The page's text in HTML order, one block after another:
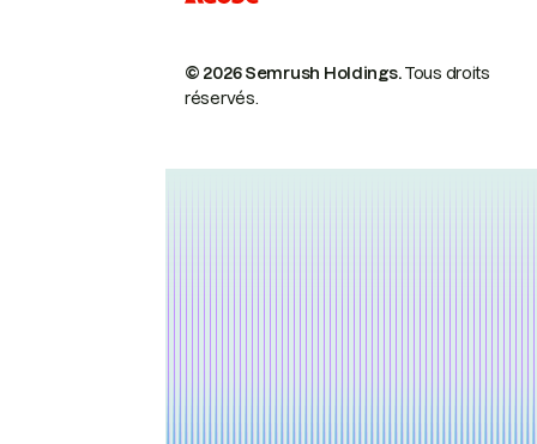
© 2026 Semrush Holdings.Tous droits
réservés.